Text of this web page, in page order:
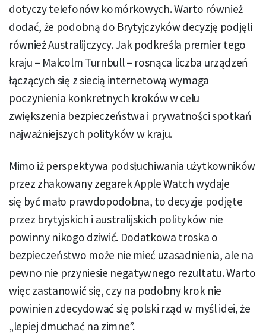
dotyczy telefonów komórkowych. Warto również
dodać, że podobną do Brytyjczyków decyzję podjęli
również Australijczycy. Jak podkreśla premier tego
kraju – Malcolm Turnbull – rosnąca liczba urządzeń
łączących się z siecią internetową wymaga
poczynienia konkretnych kroków w celu
zwiększenia bezpieczeństwa i prywatności spotkań
najważniejszych polityków w kraju.
Mimo iż perspektywa podsłuchiwania użytkowników
przez zhakowany zegarek Apple Watch wydaje
się być mało prawdopodobna, to decyzje podjęte
przez brytyjskich i australijskich polityków nie
powinny nikogo dziwić. Dodatkowa troska o
bezpieczeństwo może nie mieć uzasadnienia, ale na
pewno nie przyniesie negatywnego rezultatu. Warto
więc zastanowić się, czy na podobny krok nie
powinien zdecydować się polski rząd w myśl idei, że
„lepiej dmuchać na zimne”.